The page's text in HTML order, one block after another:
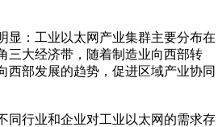
：工业以太网产业集群主要分布在
三大经济带，随着制造业向西部转
西部发展的趋势，促进区域产业协同
行业和企业对工业以太网的需求存